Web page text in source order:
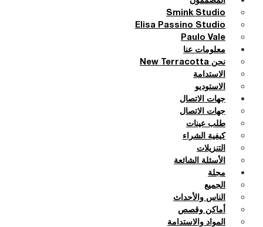
Smink Studio
Elisa Passino Studio
Paulo Vale
معلومات عنا
نحن New Terracotta
الاستدامة
الاستوديو
جهات الاتصال
جهات الاتصال
طلب عينات
كيفية الشراء
التنزيلات
الأسئلة الشائعة
مجلة
الجميع
الناس والأحداث
أماكن وقصص
المواد والاستدامة